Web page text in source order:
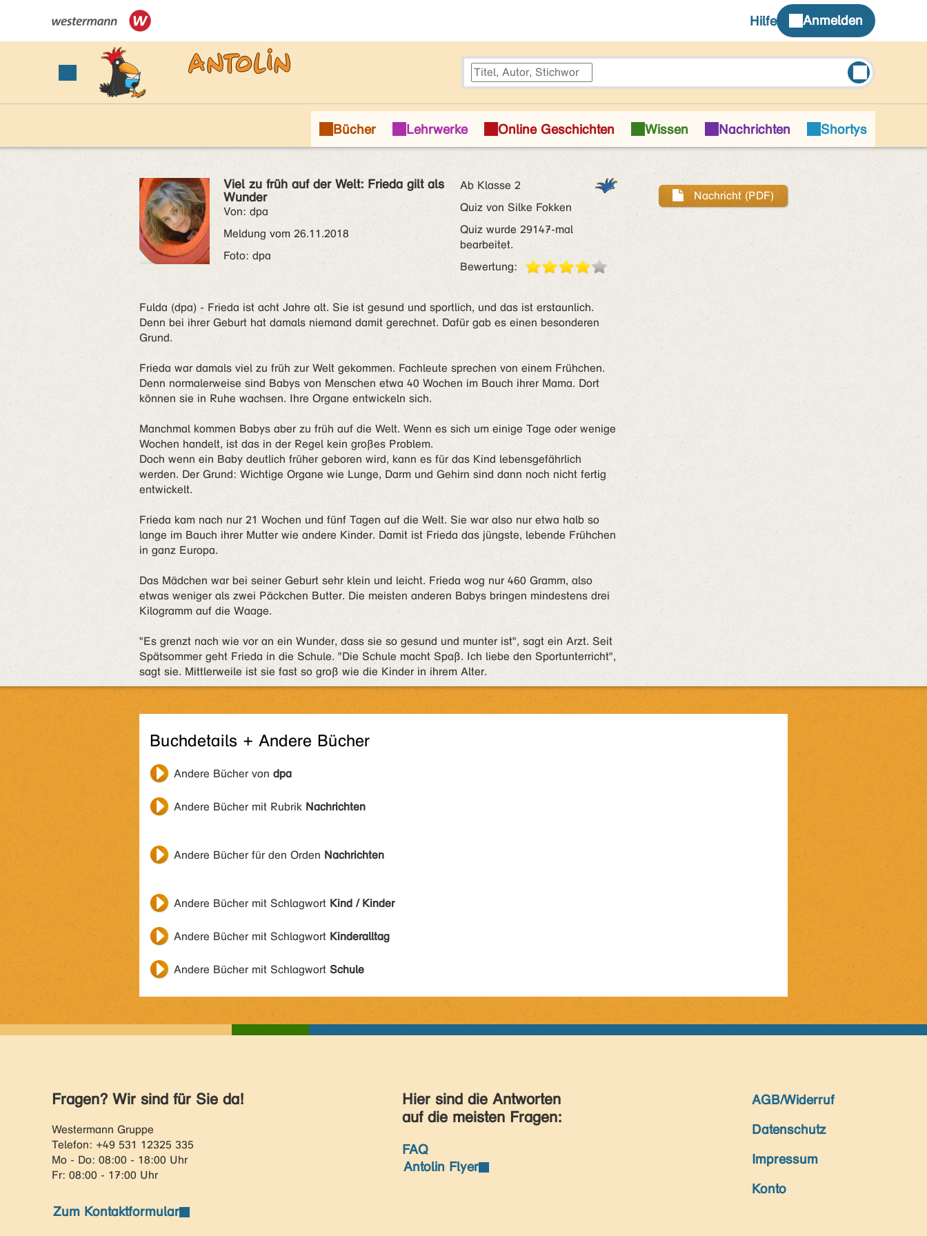
Viel zu früh auf der Welt: Frieda gilt als
Wunder
Von: dpa
Meldung vom 26.11.2018
Foto: dpa
Ab Klasse 2
Quiz von Silke Fokken
Quiz wurde 29147-mal
bearbeitet.
Bewertung:
Fulda (dpa) - Frieda ist acht Jahre alt. Sie ist gesund und sportlich, und das ist erstaunlich.
Denn bei ihrer Geburt hat damals niemand damit gerechnet. Dafür gab es einen besonderen
Grund.
Frieda war damals viel zu früh zur Welt gekommen. Fachleute sprechen von einem Frühchen.
Denn normalerweise sind Babys von Menschen etwa 40 Wochen im Bauch ihrer Mama. Dort
können sie in Ruhe wachsen. Ihre Organe entwickeln sich.
Manchmal kommen Babys aber zu früh auf die Welt. Wenn es sich um einige Tage oder wenige
Wochen handelt, ist das in der Regel kein großes Problem.
Doch wenn ein Baby deutlich früher geboren wird, kann es für das Kind lebensgefährlich
werden. Der Grund: Wichtige Organe wie Lunge, Darm und Gehirn sind dann noch nicht fertig
entwickelt.
Frieda kam nach nur 21 Wochen und fünf Tagen auf die Welt. Sie war also nur etwa halb so
lange im Bauch ihrer Mutter wie andere Kinder. Damit ist Frieda das jüngste, lebende Frühchen
in ganz Europa.
Das Mädchen war bei seiner Geburt sehr klein und leicht. Frieda wog nur 460 Gramm, also
etwas weniger als zwei Päckchen Butter. Die meisten anderen Babys bringen mindestens drei
Kilogramm auf die Waage.
"Es grenzt nach wie vor an ein Wunder, dass sie so gesund und munter ist", sagt ein Arzt. Seit
Spätsommer geht Frieda in die Schule. "Die Schule macht Spaß. Ich liebe den Sportunterricht",
sagt sie. Mittlerweile ist sie fast so groß wie die Kinder in ihrem Alter.
Nachricht (PDF)
Buchdetails + Andere Bücher
Andere Bücher von dpa
Andere Bücher mit Rubrik Nachrichten
Andere Bücher für den Orden Nachrichten
Andere Bücher mit Schlagwort Kind / Kinder
Andere Bücher mit Schlagwort Kinderalltag
Andere Bücher mit Schlagwort Schule